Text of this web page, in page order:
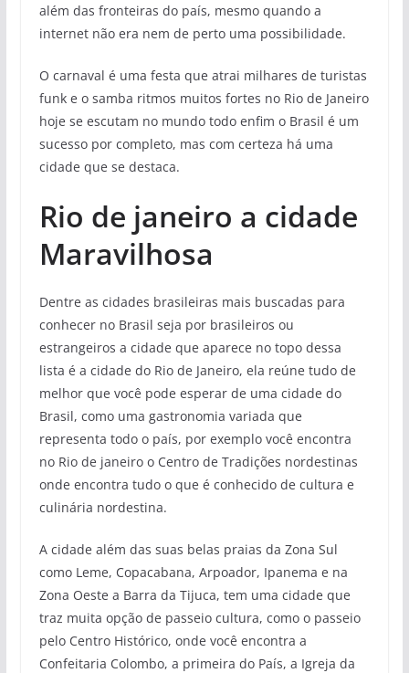
além das fronteiras do país, mesmo quando a
internet não era nem de perto uma possibilidade.
O carnaval é uma festa que atrai milhares de turistas
funk e o samba ritmos muitos fortes no Rio de Janeiro
hoje se escutam no mundo todo enfim o Brasil é um
sucesso por completo, mas com certeza há uma
cidade que se destaca.
Rio de janeiro a cidade
Maravilhosa
Dentre as cidades brasileiras mais buscadas para
conhecer no Brasil seja por brasileiros ou
estrangeiros a cidade que aparece no topo dessa
lista é a cidade do Rio de Janeiro, ela reúne tudo de
melhor que você pode esperar de uma cidade do
Brasil, como uma gastronomia variada que
representa todo o país, por exemplo você encontra
no Rio de janeiro o Centro de Tradições nordestinas
onde encontra tudo o que é conhecido de cultura e
culinária nordestina.
A cidade além das suas belas praias da Zona Sul
como Leme, Copacabana, Arpoador, Ipanema e na
Zona Oeste a Barra da Tijuca, tem uma cidade que
traz muita opção de passeio cultura, como o passeio
pelo Centro Histórico, onde você encontra a
Confeitaria Colombo, a primeira do País, a Igreja da